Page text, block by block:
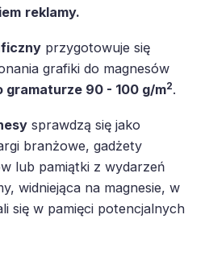
reklamy.
przygotowuje się
grafiki do magnesów
gramaturze 90 - 100 g/m2.
sprawdzą się jako
branżowe, gadżety
lub pamiątki z wydarzeń
widniejąca na magnesie, w
się w pamięci potencjalnych